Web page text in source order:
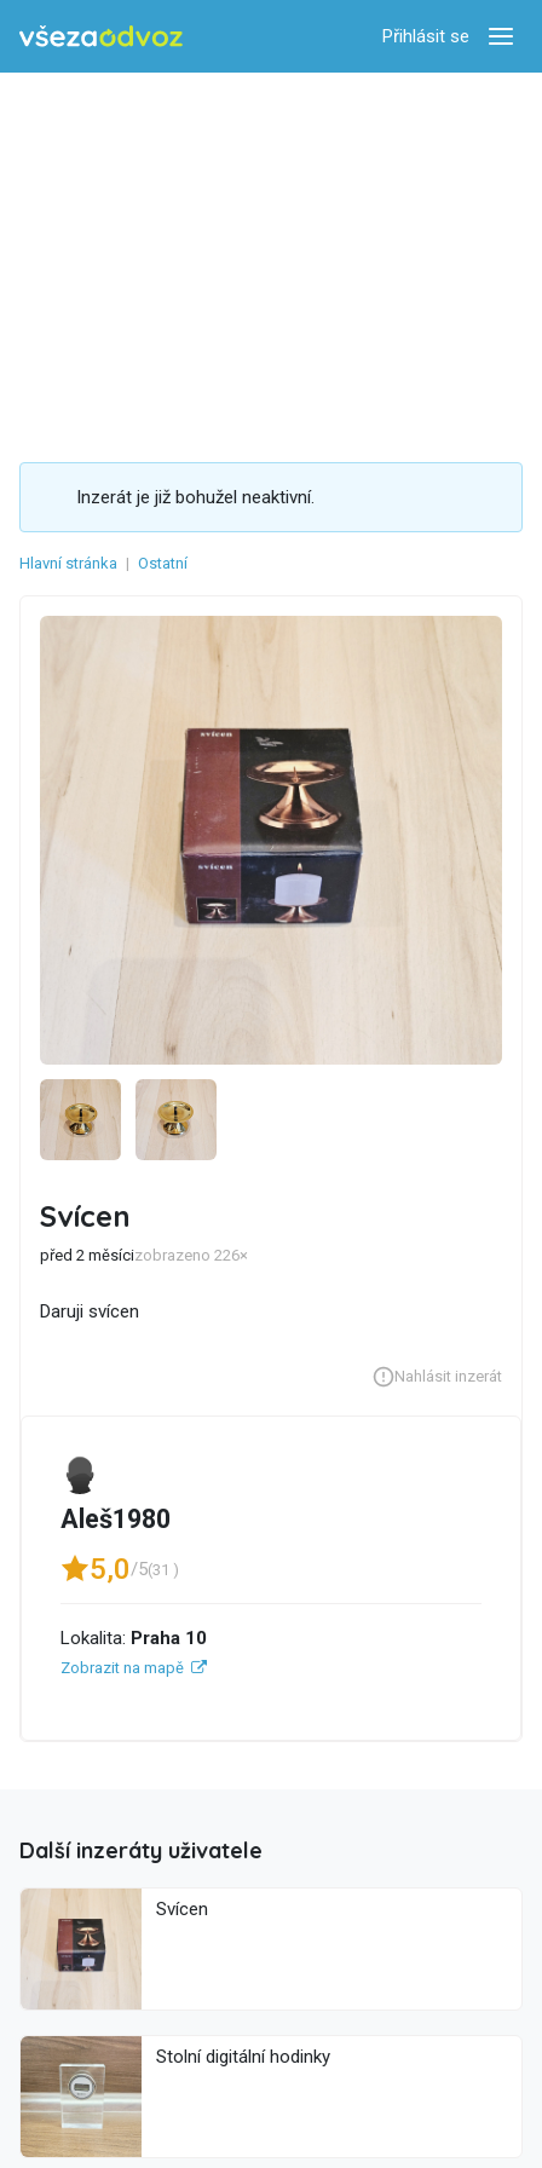
Přihlásit se
Inzerát je již bohužel neaktivní.
Hlavní stránka | Ostatní
Svícen
před 2 měsícizobrazeno 226×
Daruji svícen
Nahlásit inzerát
Aleš1980
5,0/5(31 )
Lokalita: Praha 10
Zobrazit na mapě
Další inzeráty uživatele
Svícen
Stolní digitální hodinky